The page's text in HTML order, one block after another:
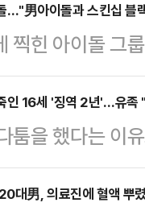
르면 존 레빈
년 사별했다.
나이에 루게릭
옌잉 박사와
박사와의 나이
…"男아이돌과 스킨십 블
찍힌 아이돌 그
체 사장이 법원
판사는 공갈 혐
을 선고하고,
는 지난해 2월
밴(VAN) 차량
인 16세 '징역 2년'…유족
툼을 했다는 이
이 실형을 선
로 기소된 A군
대男, 의료진에 혈액 뿌